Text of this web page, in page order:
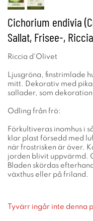
Cichorium endivia
Sallat, Frisee-,
Riccia d'Olivet
Ljusgröna, finstrimlade
mitt. Dekorativ med
sallader, som
Odling från frö:
Förkultiveras inomhus i
klar plast försedd med
när frostrisken är över.
jorden blivit uppvärmd.
Bladen skördas
växthus eller på friland.
Tyvärr ingår inte